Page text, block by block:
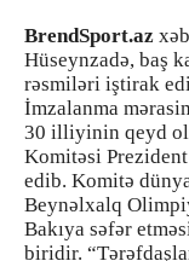
BrendSport.az
Hüseynzadə, baş
rəsmiləri iştirak
İmzalanma
30 illiyinin qeyd
Komitəsi
edib. Komitə
Beynəlxalq
Bakıya səfər
biridir.